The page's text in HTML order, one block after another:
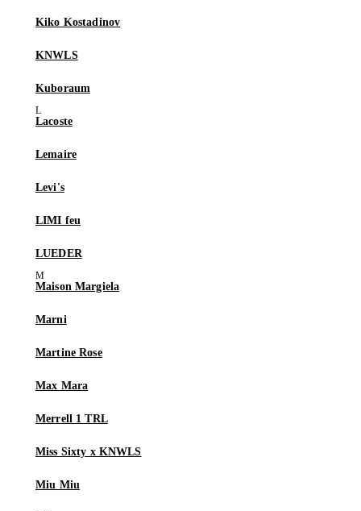
Kiko Kostadinov
KNWLS
Kuboraum
Lacoste
Lemaire
Levi's
LIMI feu
LUEDER
Maison Margiela
Marni
Martine Rose
Max Mara
Merrell 1 TRL
Miss Sixty x KNWLS
Miu Miu